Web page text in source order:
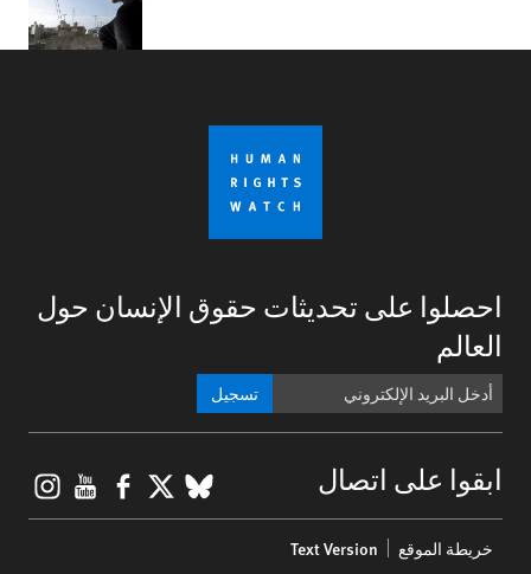
احصلوا على تحديثات حقوق الإنسان حول
العالم
تسجيل
ابقوا على اتصال BlueSky
X
menu
خريطة الموقع Text Version